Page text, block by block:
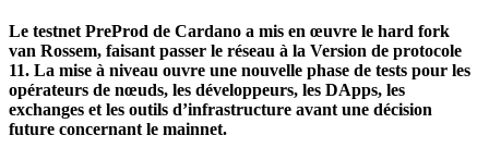
Le testnet PreProd de Cardano a mis en œuvre le hard fork
van Rossem, faisant passer le réseau à la Version de protocole
11. La mise à niveau ouvre une nouvelle phase de tests pour les
opérateurs de nœuds, les développeurs, les DApps, les
exchanges et les outils d’infrastructure avant une décision
future concernant le mainnet.